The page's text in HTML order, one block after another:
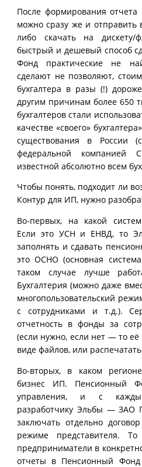
После формирования
можно сразу же и отправить
либо скачать на дискету/
быстрый и дешевый способ
Фонд практические не
сделают не позволяют,
бухгалтера в разы (!)
другим причинам более 650
бухгалтеров стали
качестве «своего»
существования в России
федеральной компанией
известной абсолютно всем
Чтобы понять, подходит ли
Контур для ИП, нужно
Во-первых, на какой
Если это УСН и ЕНВД, то
заполнять и сдавать
это ОСНО (основная
таком случае лучше
Бухгалтерия (можно даже
многопользовательский
с сотрудниками и т.д.).
отчетность в фонды за
(если нужно, если нет — то
виде файлов, или
Во-вторых, в каком
бизнес ИП. Пенсионный
управления, и с
разработчику Эльбы —
заключать отдельно
режиме представителя.
предприниматели в
отчеты в Пенсионный Фонд